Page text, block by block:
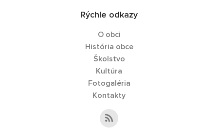
Rýchle odkazy
O obci
História obce
Školstvo
Kultúra
Fotogaléria
Kontakty